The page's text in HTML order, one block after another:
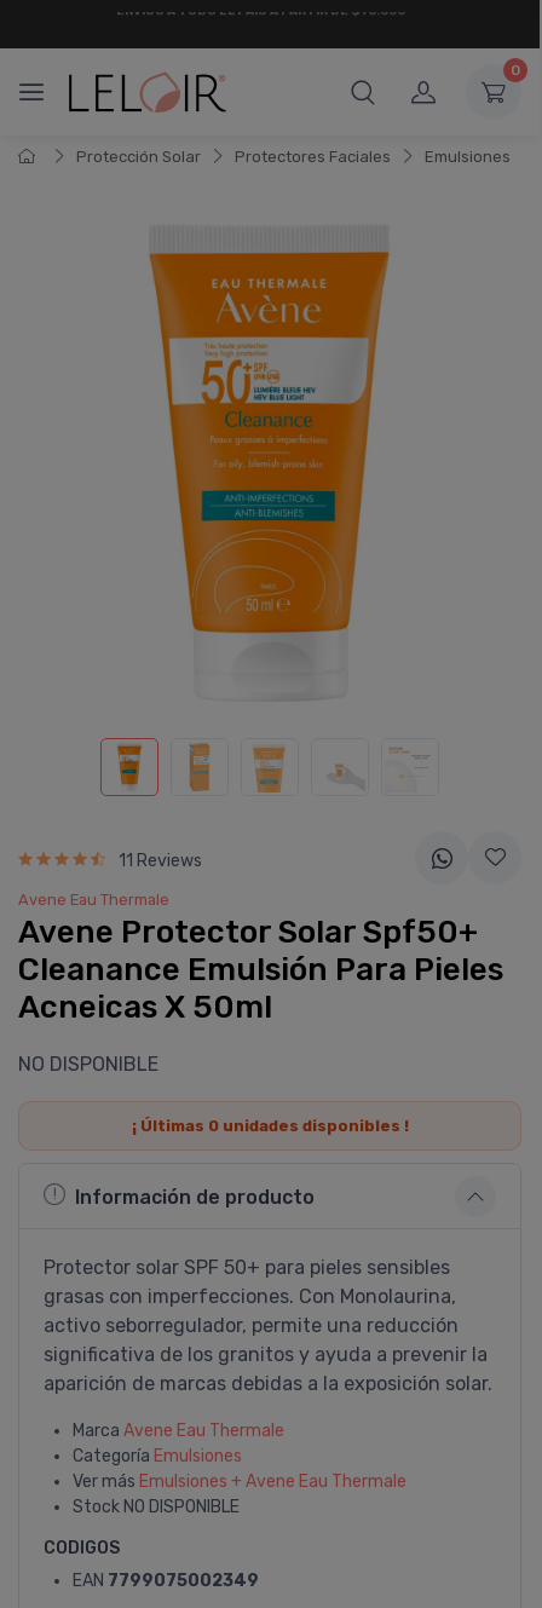
0
Protección Solar Protectores Faciales Emulsiones
11 Reviews
Avene Eau Thermale
Avene Protector Solar Spf50+
Cleanance Emulsión Para Pieles
Acneicas X 50ml
NO DISPONIBLE
¡ Últimas 0unidades disponibles !
Información de producto
Protector solar SPF 50+ para pieles sensibles
grasas con imperfecciones. Con Monolaurina,
activo seborregulador, permite una reducción
significativa de los granitos y ayuda a prevenir la
aparición de marcas debidas a la exposición solar.
Marca Avene Eau Thermale
Categoría Emulsiones
Ver más Emulsiones + Avene Eau Thermale
Stock NO DISPONIBLE
CODIGOS
EAN 7799075002349